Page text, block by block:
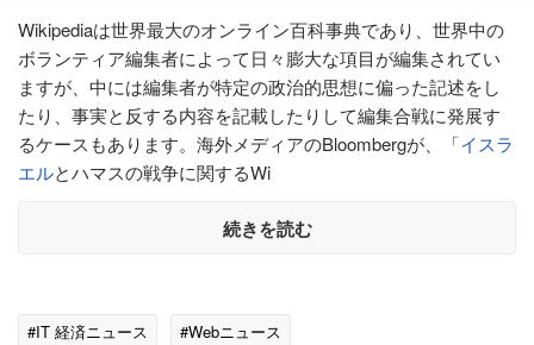
Wikipediaは世界最大のオンライン百科事典であり、世界中の
ボランティア編集者によって日々膨大な項目が編集されてい
ますが、中には編集者が特定の政治的思想に偏った記述をし
たり、事実と反する内容を記載したりして編集合戦に発展す
るケースもあります。海外メディアのBloombergが、「イスラ
エルとハマスの戦争に関するWi
続きを読む
#IT 経済ニュース
#Webニュース